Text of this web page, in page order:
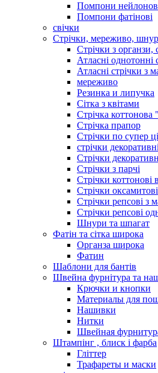
Помпони
Помпони фатінові
свічки
Стрічки, мереживо,
Стрічки з органзи,
Атласні однотонні
Атласні стрічки з
мереживо
Резинка и липучка
Сітка з квітами
Стрічка
Стрічка прапор
Стрічки по супер
стрічки декоративні
Стрічки
Стрічки з парчі
Стрічки коттонові
Стрічки
Стрічки репсові з
Стрічки репсові
Шнури та шпагат
Фатін та сітка широка
Органза широка
Фатин
Шаблони для бантів
Швейна фурнітура та
Крючки и кнопки
Материалы для
Нашивки
Нитки
Швейная
Штампінг , блиск і фарба
Гліттер
Трафареты и маски